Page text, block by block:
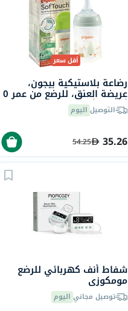
أقل سعر
رضاعة بلاستيكية بيجون،
عريضة العنق، للرضع من عمر 0
أشهر فأكثر، مزينة، 160 مل
التوصيل اليوم
35.26
54.25
شفاط أنف كهربائي للرضع
مومكوزي
توصيل مجاني اليوم